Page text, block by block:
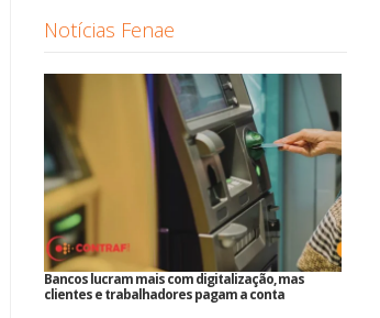
Notícias Fenae
Bancos lucram mais com digitalização, mas
clientes e trabalhadores pagam a conta